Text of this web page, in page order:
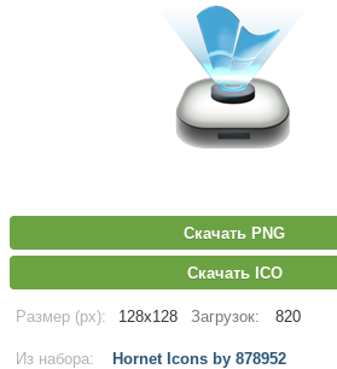
Скачать PNG
Скачать ICO
Размер (px): 128x128 Загрузок: 820
Из набора: Hornet Icons by 878952